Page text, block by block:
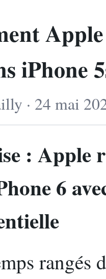
iPhone
· 24 mai
: Apple
6
rangés